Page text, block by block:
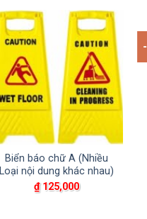
Biển báo chữ A (Nhiều
Loại nội dung khác nhau)
₫125,000